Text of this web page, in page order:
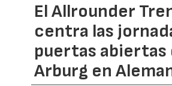
El Allrounder
centra las
puertas abiertas
Arburg en